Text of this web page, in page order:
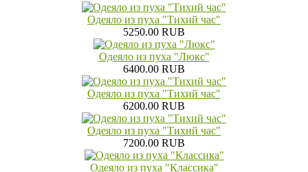
Одеяло из пуха "Тихий час"
5250.00 RUB
Одеяло из пуха "Люкс"
6400.00 RUB
Одеяло из пуха "Тихий час"
6200.00 RUB
Одеяло из пуха "Тихий час"
7200.00 RUB
Одеяло из пуха "Классика"